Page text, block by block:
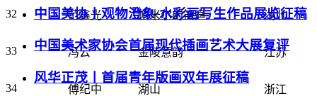
32 范鑫光 帕米尔的笛声 湖北
33 冯云 金陵意韵 江苏
34 傅纪中 湖山 浙江
中国美协丨观物澄象·水彩画写生作品展览征稿
中国美术家协会首届现代插画艺术大展复评
风华正茂丨首届青年版画双年展征稿